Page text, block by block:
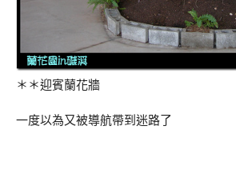
＊＊迎賓蘭花牆
一度以為又被導航帶到迷路了